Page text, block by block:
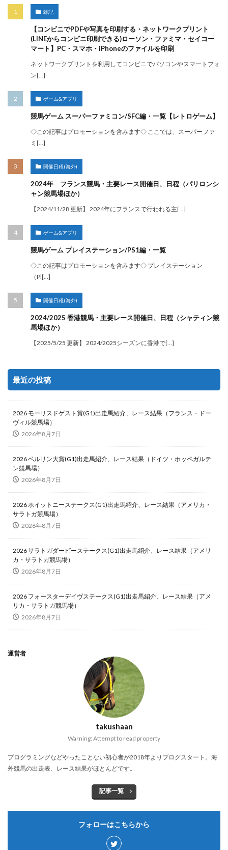
雑記
【コンビニでPDFや写真を印刷する・ネットワークプリント
(LINEからコンビニ印刷できる)ローソン・ファミマ・セイコー
マート】PC・スマホ・iPhoneのファイルを印刷
ネットワークプリントを利用してコンビニでパソコンやスマートフォ
ン[…]
ゲーム&アプリ
競馬ゲーム スーパーファミコン/SFC編・一覧【レトロゲーム】
◇この記事はプロモーションを含みます◇ ここでは、スーパーファ
ミ[…]
開催日程(海外)
2024年 フランス競馬・主要レース開催日、日程（パリロンシ
ャン競馬場ほか）
【2024/11/28 更新】 2024年にフランスで行われる主[…]
ゲーム&アプリ
競馬ゲーム プレイステーション/PS1編・一覧
◇この記事はプロモーションを含みます◇ プレイステーション
（Pl[…]
開催日程(海外)
2024/2025 香港競馬・主要レース開催日、日程（シャティン競
馬場ほか）
【2025/5/25 更新】 2024/2025シーズンに香港で[…]
最近の投稿
2026 モーリスドゲスト賞(G1)出走馬紹介、レース結果（フランス・ドー
ヴィル競馬場）
2026年8月7日
2026 ベルリン大賞(G1)出走馬紹介、レース結果（ドイツ・ホッペガルテ
ン競馬場）
2026年8月7日
2026 ホイットニーステークス(G1)出走馬紹介、レース結果（アメリカ・
サラトガ競馬場）
2026年8月7日
2026 サラトガダービーステークス(G1)出走馬紹介、レース結果（アメリ
カ・サラトガ競馬場）
2026年8月7日
2026 フォースターデイヴステークス(G1)出走馬紹介、レース結果（アメ
リカ・サラトガ競馬場）
2026年8月7日
運営者
takushaan
Warning: Attempt to read property
プログラミングなどやったことない初心者が2018年よりブログスタート。海
外競馬の出走表、レース結果がほとんどです。
記事一覧
フォローはこちらから